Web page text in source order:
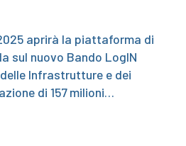
aprirà la piattaforma di
sul nuovo Bando LogIN
Infrastrutture e dei
di 157 milioni…